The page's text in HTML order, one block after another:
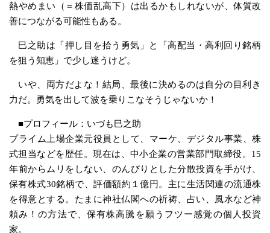
熱やめまい（＝株価乱高下）は出るかもしれないが、体質改
善につながる可能性もある。
巳之助は「押し目を拾う勇気」と「高配当・高利回り銘柄
を狙う知恵」で少し迷うけど。
いや、両方だよな！結局、最後に決めるのは自分の目利き
力だ。勇気を出して波を乗りこなそうじゃないか！
■プロフィール：いづも巳之助
プライム上場企業元役員として、マーケ、デジタル事業、株
式担当などを歴任。現在は、中小企業の営業部門取締役。15
年前からムリをしない、のんびりとした分散投資を手がけ、
保有株式30銘柄で、評価額約１億円。主に生活関連の流通株
を得意とする。たまに神社仏閣への祈祷、占い、風水など神
頼み！の方法で、保有株高騰を願うフツー感覚の個人投資
家。